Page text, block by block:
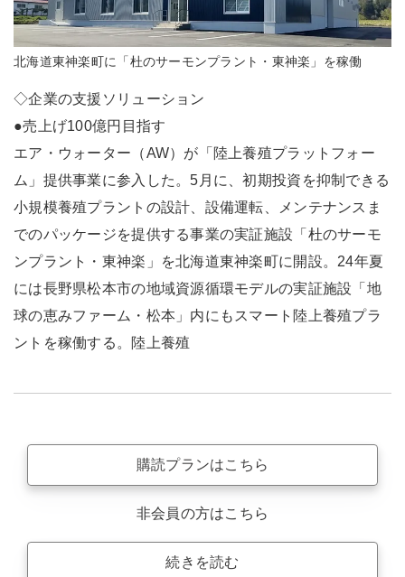
北海道東神楽町に「杜のサーモンプラント・東神楽」を稼働
◇企業の支援ソリューション
●売上げ100億円目指す
エア・ウォーター（AW）が「陸上養殖プラットフォー
ム」提供事業に参入した。5月に、初期投資を抑制できる
小規模養殖プラントの設計、設備運転、メンテナンスま
でのパッケージを提供する事業の実証施設「杜のサーモ
ンプラント・東神楽」を北海道東神楽町に開設。24年夏
には長野県松本市の地域資源循環モデルの実証施設「地
球の恵みファーム・松本」内にもスマート陸上養殖プラ
ントを稼働する。陸上養殖
購読プランはこちら
非会員の方はこちら
続きを読む